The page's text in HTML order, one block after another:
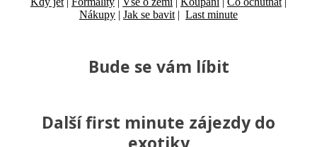
Nákupy | Jak se bavit| Last minute
Bude se vám líbit
Další first minute zájezdy do